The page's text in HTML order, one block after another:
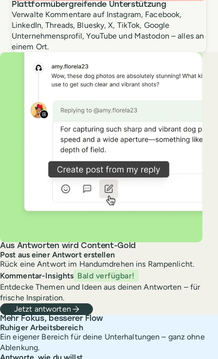
Plattformübergreifende Unterstützung
Verwalte Kommentare auf Instagram, Facebook,
LinkedIn, Threads, Bluesky, X, TikTok, Google
Unternehmensprofil, YouTube und Mastodon – alles an
einem Ort.
Aus Antworten wird Content-Gold
Post aus einer Antwort erstellen
Rück eine Antwort im Handumdrehen ins Rampenlicht.
Kommentar-Insights Bald verfügbar!
Entdecke Themen und Ideen aus deinen Antworten – für
frische Inspiration.
Jetzt antworten
Mehr Fokus, besserer Flow
Ruhiger Arbeitsbereich
Ein eigener Bereich für deine Unterhaltungen – ganz ohne
Ablenkung.